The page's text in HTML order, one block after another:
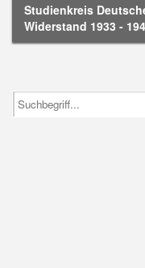
Studienkreis
Widerstand 1933 -